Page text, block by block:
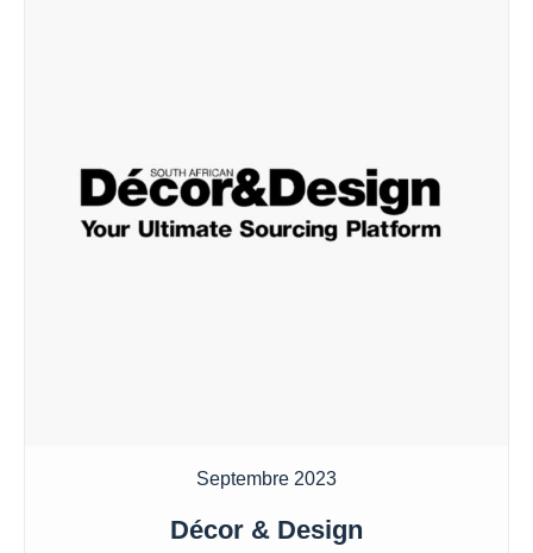
Septembre 2023
Décor & Design